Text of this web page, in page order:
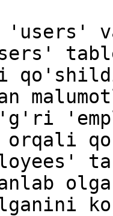
'users'
orqali